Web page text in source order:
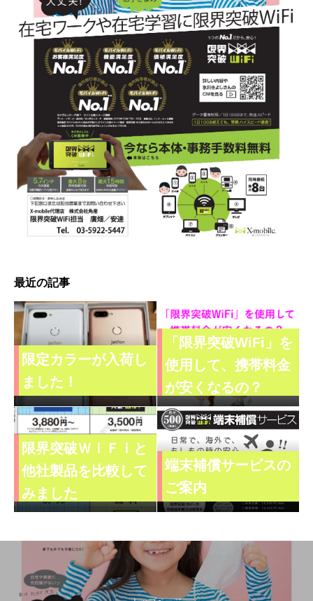
最近の記事
限定カラーが入荷し
ました！
「限界突破WiFi」を
使用して、携帯料金
が安くなるの？
限界突破ＷｉＦｉと
他社製品を比較して
みました
端末補償サービスの
ご案内